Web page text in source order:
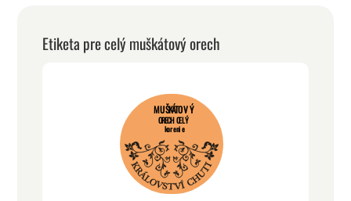
Etiketa pre celý muškátový orech
MUŠKÁTOVÝ
ORECH CELÝ
korenie